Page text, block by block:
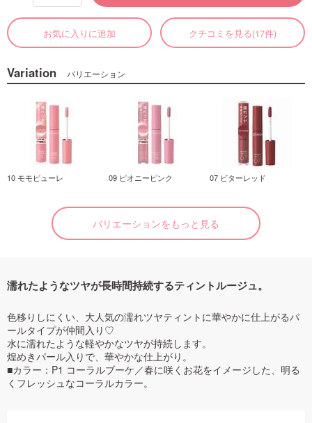
お気に入りに追加 クチコミを見る(17件)
Variation バリエーション
10 モモピューレ 09 ピオニーピンク 07 ビターレッド
バリエーションをもっと見る
濡れたようなツヤが長時間持続するティントルージュ。
色移りしにくい、大人気の濡れツヤティントに華やかに仕上がるパ
ールタイプが仲間入り♡
水に濡れたような軽やかなツヤが持続します。
煌めきパール入りで、華やかな仕上がり。
■カラー：P1 コーラルブーケ／春に咲くお花をイメージした、明る
くフレッシュなコーラルカラー。